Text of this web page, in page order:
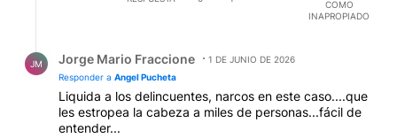
COMO
INAPROPIADO
JM Jorge Mario Fraccione
1 DE JUNIO DE 2026
Responder a Angel Pucheta
Liquida a los delincuentes, narcos en este caso....que
les estropea la cabeza a miles de personas...fácil de
entender...